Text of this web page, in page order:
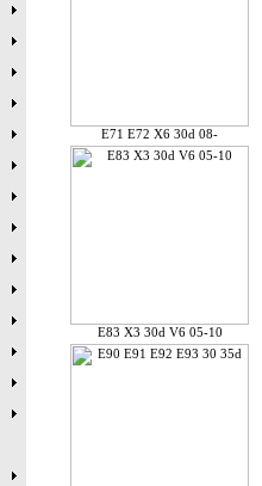
E71 E72 X6 30d 08-
E83 X3 30d V6 05-10